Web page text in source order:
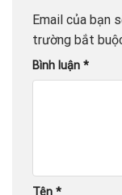
Email của bạn
trường bắt
Bình luận *
Tên *